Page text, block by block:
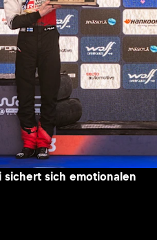
sichert sich emotionalen